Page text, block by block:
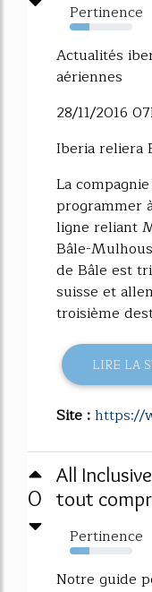
Pertinence
32%
Actualités
aériennes
28/11/2016
Iberia reliera
La
programmer
ligne reliant
Bâle-
de Bâle est
suisse et
troisième
LIRE LA
Site :https://
0
All
tout
Pertinence
32%
Notre guide